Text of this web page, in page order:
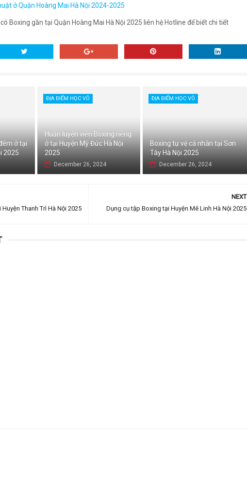
ở Quận Hoàng Mai Hà Nội 2024-2025
Boxing gần tại Quận Hoàng Mai Hà Nội 2025 liên hệ Hotline để biết chi tiết
ở tại
2025
ĐỊA ĐIỂM HỌC VÕ
Huấn luyện viên Boxing riêng
ở tại Huyện Mỹ Đức Hà Nội
2025
December 26, 2024
ĐỊA ĐIỂM HỌC VÕ
Boxing tự vệ cá nhân tại Sơn
Tây Hà Nội 2025
December 26, 2024
NEXT
Dụng cụ tập Boxing tại Huyện Mê Linh Hà Nội 2025
Thanh Trì Hà Nội 2025